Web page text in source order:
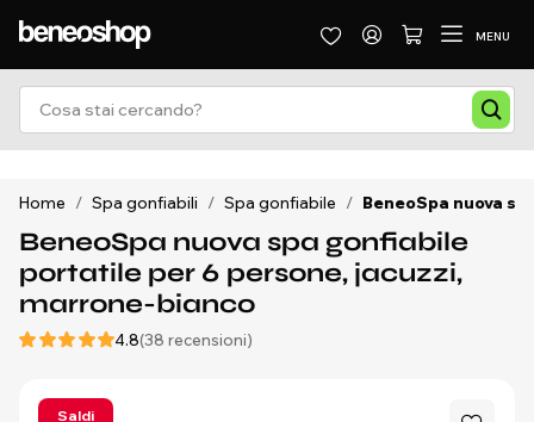
MENU
Home / Spa gonfiabili / Spa gonfiabile / BeneoSpa nuova
BeneoSpa nuova spa gonfiabile
portatile per 6 persone, jacuzzi,
marrone-bianco
4.8(38 recensioni)
Saldi